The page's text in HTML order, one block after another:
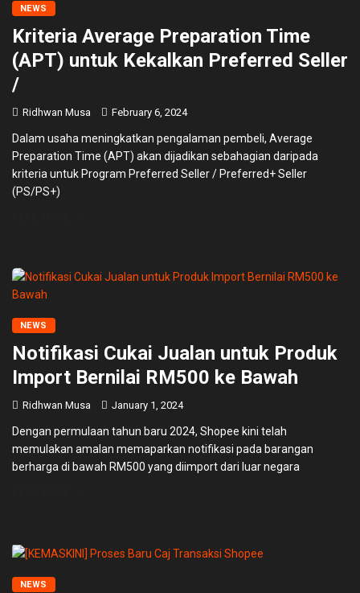
NEWS
Kriteria Average Preparation Time
(APT) untuk Kekalkan Preferred Seller
/
Ridhwan Musa February 6, 2024
Dalam usaha meningkatkan pengalaman pembeli, Average
Preparation Time (APT) akan dijadikan sebahagian daripada
kriteria untuk Program Preferred Seller / Preferred+ Seller
(PS/PS+)
NEWS
Notifikasi Cukai Jualan untuk Produk
Import Bernilai RM500 ke Bawah
Ridhwan Musa January 1, 2024
Dengan permulaan tahun baru 2024, Shopee kini telah
memulakan amalan memaparkan notifikasi pada barangan
berharga di bawah RM500 yang diimport dari luar negara
NEWS